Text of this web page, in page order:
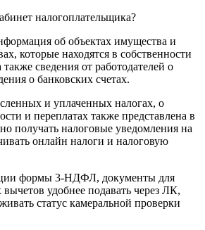
налогоплательщика?
об объектах имущества и
которые находятся в собственности
сведения от работодателей о
о банковских счетах.
и уплаченных налогах, о
и переплатах также представлена в
получать налоговые уведомления на
онлайн налоги и налоговую
формы 3-НДФЛ, документы для
удобнее подавать через ЛК,
статус камеральной проверки